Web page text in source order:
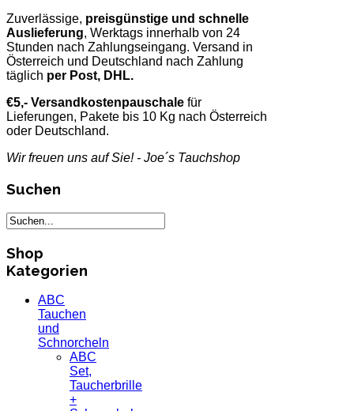
Zuverlässige, preisgünstige und schnelle
Auslieferung, Werktags innerhalb von 24
Stunden nach Zahlungseingang. Versand in
Österreich und Deutschland nach Zahlung
täglich per Post, DHL.
€5,- Versandkostenpauschale für
Lieferungen, Pakete bis 10 Kg nach Österreich
oder Deutschland.
Wir freuen uns auf Sie! - Joe´s Tauchshop
Suchen
Shop
Kategorien
ABC
Tauchen
und
Schnorcheln
ABC
Set,
Taucherbrille
+